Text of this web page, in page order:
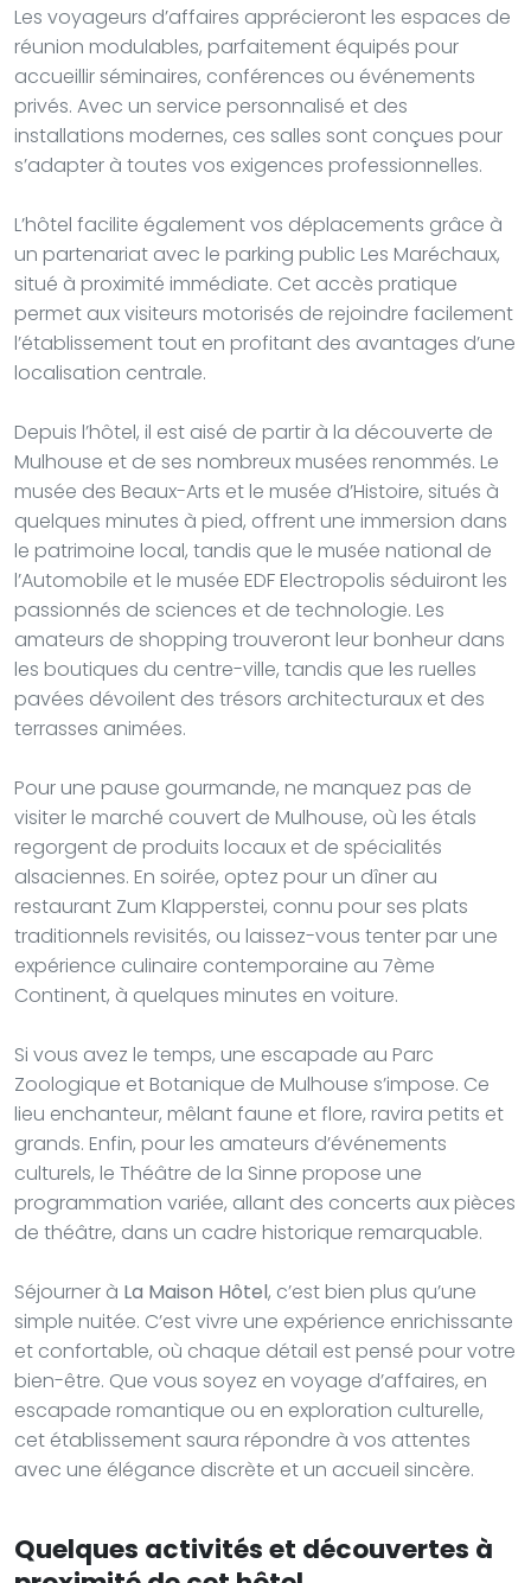
Les voyageurs d’affaires apprécieront les espaces de
réunion modulables, parfaitement équipés pour
accueillir séminaires, conférences ou événements
privés. Avec un service personnalisé et des
installations modernes, ces salles sont conçues pour
s’adapter à toutes vos exigences professionnelles.
L’hôtel facilite également vos déplacements grâce à
un partenariat avec le parking public Les Maréchaux,
situé à proximité immédiate. Cet accès pratique
permet aux visiteurs motorisés de rejoindre facilement
l’établissement tout en profitant des avantages d’une
localisation centrale.
Depuis l’hôtel, il est aisé de partir à la découverte de
Mulhouse et de ses nombreux musées renommés. Le
musée des Beaux-Arts et le musée d’Histoire, situés à
quelques minutes à pied, offrent une immersion dans
le patrimoine local, tandis que le musée national de
l’Automobile et le musée EDF Electropolis séduiront les
passionnés de sciences et de technologie. Les
amateurs de shopping trouveront leur bonheur dans
les boutiques du centre-ville, tandis que les ruelles
pavées dévoilent des trésors architecturaux et des
terrasses animées.
Pour une pause gourmande, ne manquez pas de
visiter le marché couvert de Mulhouse, où les étals
regorgent de produits locaux et de spécialités
alsaciennes. En soirée, optez pour un dîner au
restaurant Zum Klapperstei, connu pour ses plats
traditionnels revisités, ou laissez-vous tenter par une
expérience culinaire contemporaine au 7ème
Continent, à quelques minutes en voiture.
Si vous avez le temps, une escapade au Parc
Zoologique et Botanique de Mulhouse s’impose. Ce
lieu enchanteur, mêlant faune et flore, ravira petits et
grands. Enfin, pour les amateurs d’événements
culturels, le Théâtre de la Sinne propose une
programmation variée, allant des concerts aux pièces
de théâtre, dans un cadre historique remarquable.
Séjourner à La Maison Hôtel, c’est bien plus qu’une
simple nuitée. C’est vivre une expérience enrichissante
et confortable, où chaque détail est pensé pour votre
bien-être. Que vous soyez en voyage d’affaires, en
escapade romantique ou en exploration culturelle,
cet établissement saura répondre à vos attentes
avec une élégance discrète et un accueil sincère.
Quelques activités et découvertes à